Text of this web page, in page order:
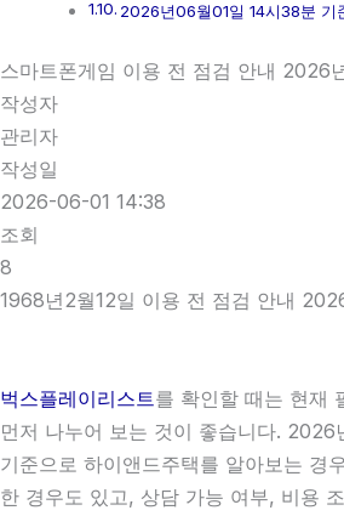
2026년06월01일 14시38분 기
스마트폰게임 이용 전 점검 안내 2026
작성자
관리자
작성일
2026-06-01 14:38
조회
8
1968년2월12일 이용 전 점검 안내
벅스플레이리스트를 확인할 때는 현재
먼저 나누어 보는 것이 좋습니다. 2026
기준으로 하이앤드주택를 알아보는 경
한 경우도 있고, 상담 가능 여부, 비용